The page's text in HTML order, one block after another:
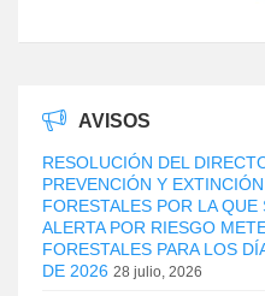
AVISOS
RESOLUCIÓN DEL
PREVENCIÓN Y
FORESTALES POR LA
ALERTA POR RIESGO
FORESTALES PARA LOS
DE 2026 28 julio, 2026